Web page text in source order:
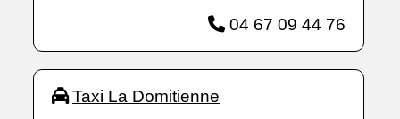
04 67 09 44 76
Taxi La Domitienne